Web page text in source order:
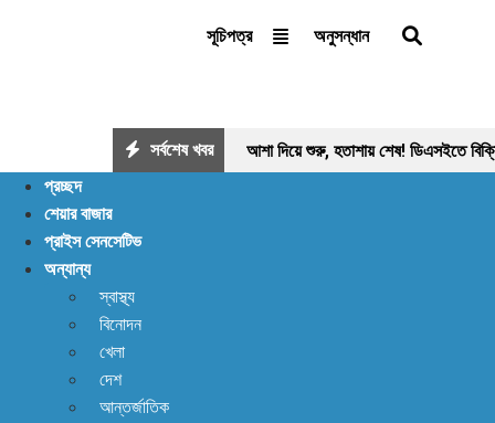
সূচিপত্র অনুসন্ধান
সর্বশেষ খবর আশা দিয়ে শুরু, হতাশায় শেষ! ডিএসইতে
প্রচ্ছদ
শেয়ার বাজার
প্রাইস সেনসেটিভ
অন্যান্য
স্বাস্থ্য
বিনোদন
খেলা
দেশ
আন্তর্জাতিক